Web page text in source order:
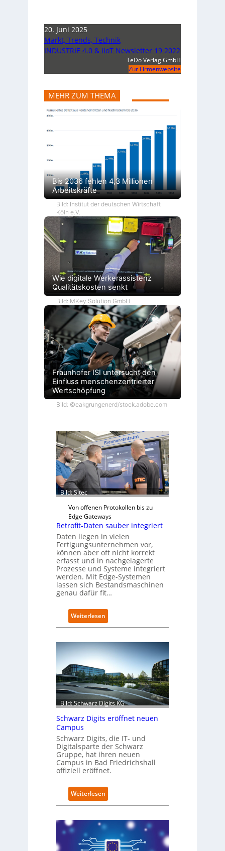
20. Juni 2025
Markt, Trends, Technik
INDUSTRIE 4.0 & IIoT Newsletter 19 2022
TeDo Verlag GmbH
Zur Firmenwebsite
MEHR ZUM THEMA
Bis 2036 fehlen 4,3 Millionen
Arbeitskräfte
Bild: Institut der deutschen Wirtschaft
Köln e.V.
Wie digitale Werkerassistenz
Qualitätskosten senkt
Bild: MKey Solution GmbH
Fraunhofer ISI untersucht den
Einfluss menschenzentrierter
Wertschöpfung
Bild: ©eakgrungenerd/stock.adobe.com
Bild: Sitec
Von offenen Protokollen bis zu
Edge Gateways
Retrofit-Daten sauber integriert
Daten liegen in vielen
Fertigungsunternehmen vor,
können aber oft nicht korrekt
erfasst und in nachgelagerte
Prozesse und Systeme integriert
werden. Mit Edge-Systemen
lassen sich Bestandsmaschinen
genau dafür fit…
Weiterlesen:
R
t
r
o
f
i
t
-
D
t
n
s
a
u
e
r
i
t
g
Bild: Schwarz Digits KG
Schwarz Digits eröffnet neuen
Campus
Schwarz Digits, die IT- und
Digitalsparte der Schwarz
Gruppe, hat ihren neuen
Campus in Bad Friedrichshall
offiziell eröffnet.
Weiterlesen:
S
h
w
a
r